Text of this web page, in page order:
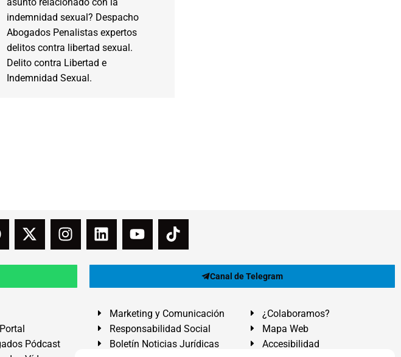
indemnidad sexual? Despacho
Abogados Penalistas expertos
delitos contra libertad sexual.
Delito contra Libertad e
Indemnidad Sexual.
Canal de Telegram
Pódcast
Marketing y Comunicación
Responsabilidad Social
Boletín Noticias Jurídicas
¿Colaboramos?
Mapa Web
Accesibilidad